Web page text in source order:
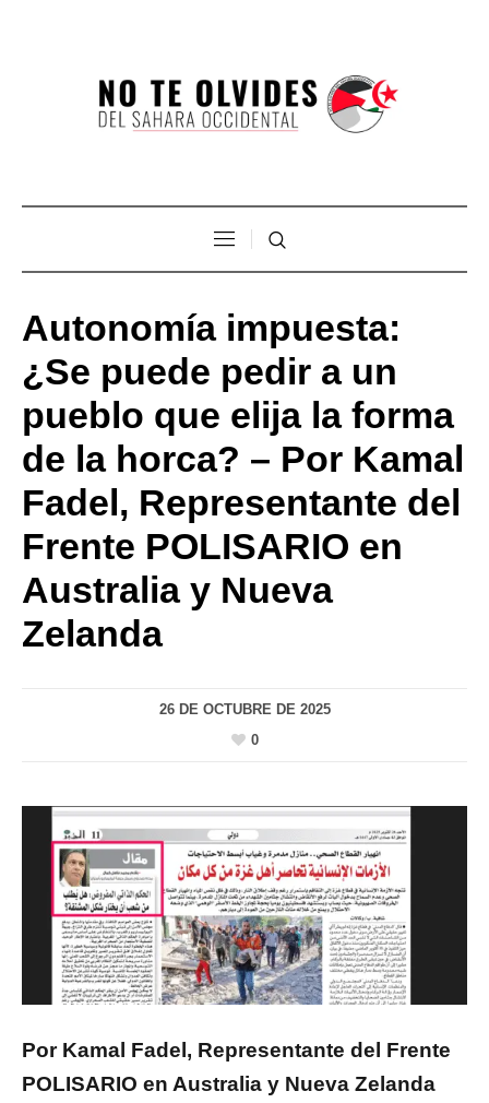
Autonomía impuesta:
¿Se puede pedir a un
pueblo que elija la forma
de la horca? – Por Kamal
Fadel, Representante del
Frente POLISARIO en
Australia y Nueva
Zelanda
26 DE OCTUBRE DE 2025
0
Por Kamal Fadel, Representante del Frente
POLISARIO en Australia y Nueva Zelanda